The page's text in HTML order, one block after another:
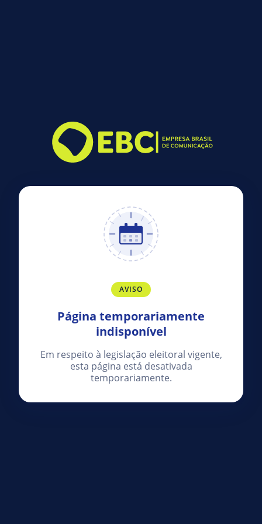
AVISO
Página temporariamente
indisponível
Em respeito à legislação eleitoral vigente,
esta página está desativada
temporariamente.